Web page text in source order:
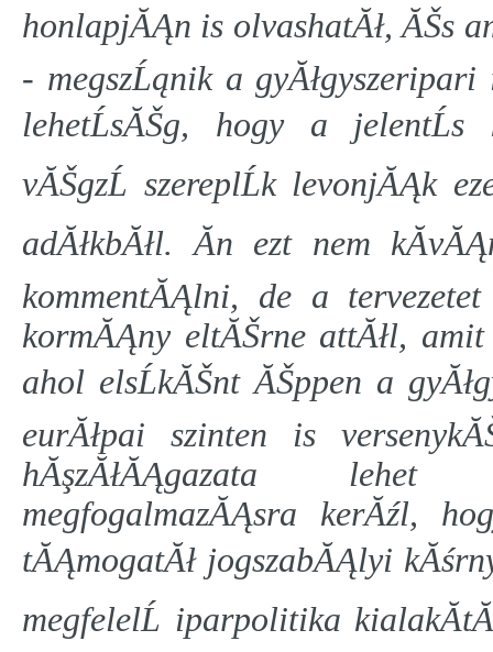
honlapjĂĄn is olvashatĂł, ĂŠs
- megszĹąnik a
lehetĹsĂŠg, hogy a jelentĹs
vĂŠgzĹ szereplĹk levonjĂĄk
adĂłkbĂłl. Ăn ezt nem
kommentĂĄlni, de a
kormĂĄny eltĂŠrne attĂłl,
ahol elsĹkĂŠnt ĂŠppen a
eurĂłpai szinten is
hĂşzĂłĂĄgazata lehet
megfogalmazĂĄsra kerĂźl,
tĂĄmogatĂł jogszabĂĄlyi
megfelelĹ iparpolitika